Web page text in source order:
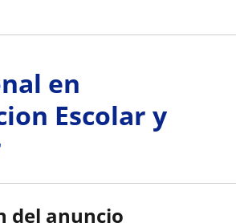
en
Escolar y
del anuncio